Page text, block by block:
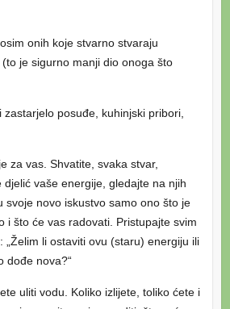
onih koje stvarno stvaraju
je sigurno manji dio onoga što
posuđe, kuhinjski pribori,
za vas. Shvatite, svaka stvar,
djelić vaše energije, gledajte na njih
svoje novo iskustvo samo ono što je
i što će vas radovati. Pristupajte svim
„Želim li ostaviti ovu (staru) energiju ili
dođe nova?“
uliti vodu. Koliko izlijete, toliko ćete i